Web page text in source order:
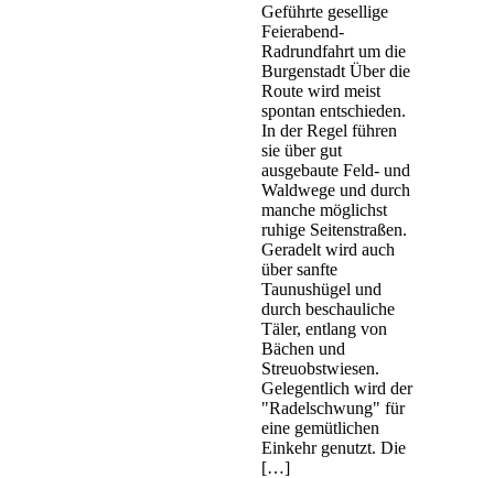
Geführte gesellige
Feierabend-
Radrundfahrt um die
Burgenstadt Über die
Route wird meist
spontan entschieden.
In der Regel führen
sie über gut
ausgebaute Feld- und
Waldwege und durch
manche möglichst
ruhige Seitenstraßen.
Geradelt wird auch
über sanfte
Taunushügel und
durch beschauliche
Täler, entlang von
Bächen und
Streuobstwiesen.
Gelegentlich wird der
"Radelschwung" für
eine gemütlichen
Einkehr genutzt. Die
[…]